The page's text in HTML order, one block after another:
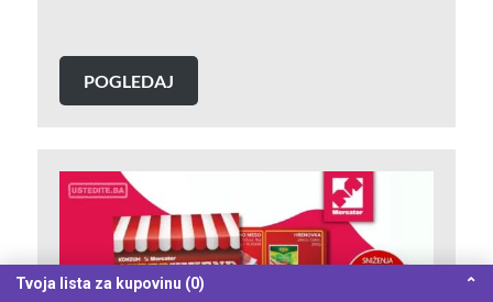
POGLEDAJ
Tvoja lista za kupovinu (0) ⌃